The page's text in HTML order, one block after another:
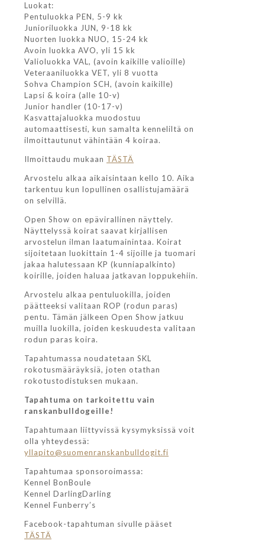
Luokat:
Pentuluokka PEN, 5-9 kk
Junioriluokka JUN, 9-18 kk
Nuorten luokka NUO, 15-24 kk
Avoin luokka AVO, yli 15 kk
Valioluokka VAL, (avoin kaikille valioille)
Veteraaniluokka VET, yli 8 vuotta
Sohva Champion SCH, (avoin kaikille)
Lapsi & koira (alle 10-v)
Junior handler (10-17-v)
Kasvattajaluokka muodostuu
automaattisesti, kun samalta kenneliltä on
ilmoittautunut vähintään 4 koiraa.
Ilmoittaudu mukaan TÄSTÄ
Arvostelu alkaa aikaisintaan kello 10. Aika
tarkentuu kun lopullinen osallistujamäärä
on selvillä.
Open Show on epävirallinen näyttely.
Näyttelyssä koirat saavat kirjallisen
arvostelun ilman laatumainintaa. Koirat
sijoitetaan luokittain 1-4 sijoille ja tuomari
jakaa halutessaan KP (kunniapalkinto)
koirille, joiden haluaa jatkavan loppukehiin.
Arvostelu alkaa pentuluokilla, joiden
päätteeksi valitaan ROP (rodun paras)
pentu. Tämän jälkeen Open Show jatkuu
muilla luokilla, joiden keskuudesta valitaan
rodun paras koira.
Tapahtumassa noudatetaan SKL
rokotusmääräyksiä, joten otathan
rokotustodistuksen mukaan.
Tapahtuma on tarkoitettu vain
ranskanbulldogeille!
Tapahtumaan liittyvissä kysymyksissä voit
olla yhteydessä:
yllapito@suomenranskanbulldogit.fi
Tapahtumaa sponsoroimassa:
Kennel BonBoule
Kennel DarlingDarling
Kennel Funberry’s
Facebook-tapahtuman sivulle pääset
TÄSTÄ